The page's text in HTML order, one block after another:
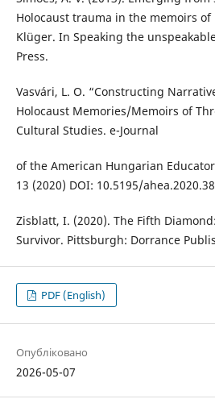
Holocaust trauma in the memoirs of
Klüger. In Speaking the
Press.
Vasvári, L. O. “Constructing
Holocaust Memories/Memoirs of
Cultural Studies. e-Journal
of the American Hungarian
13 (2020) DOI: 10.5195/
Zisblatt, I. (2020). The Fifth
Survivor. Pittsburgh: Dorrance
PDF (English)
Опубліковано
2026-05-07